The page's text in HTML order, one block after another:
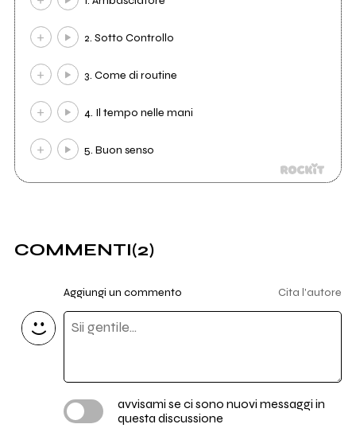
2. Sotto Controllo
3. Come di routine
4. Il tempo nelle mani
5. Buon senso
COMMENTI(2)
Aggiungi un commento Cita l'autore
avvisami se ci sono nuovi messaggi in
questa discussione